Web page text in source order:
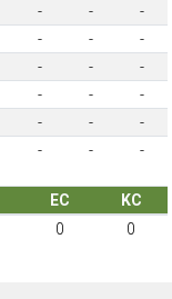
- -
-
- -
-
- -
-
- -
-
- -
-
- - -
EC
KC
0 0